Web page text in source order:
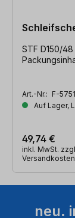
STF D150/48
Art.-Nr.: F-
Auf Lager,
49,74 €
inkl. MwSt.
Versandkosten
neu.